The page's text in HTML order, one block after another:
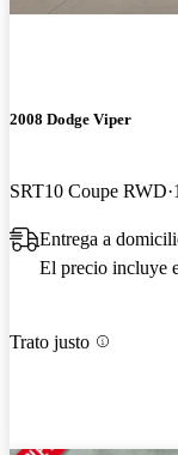
2008 Dodge Viper
SRT10 Coupe RWD
Entrega a
El precio incluye
Trato justo